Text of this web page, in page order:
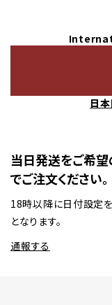
日
当日発送をご希
でご注文ください。
18時以降に日付設定
となります。
通報する